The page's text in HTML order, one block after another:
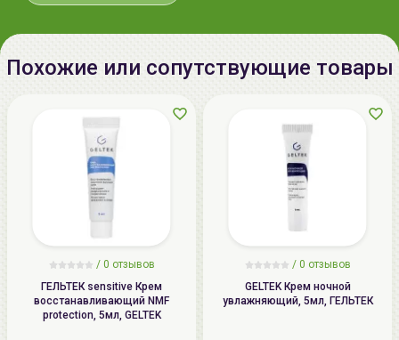
Экстракт солодки - оказывает смягчающее и
водно-солевой обмен.
Способ применения: очищенную
лица послелосьона
. При особенно сухой коже
рекомендуется легкий массаж с использованием
данного крема.
Похожие или сопутствующие товары
/ 0 отзывов
ГЕЛЬТЕК sensitive Крем
восстанавливающий NMF
protection, 5мл, GELTEK
/ 0 отзывов
GELTEK Крем ночной
увлажняющий, 5мл, ГЕЛЬТЕК